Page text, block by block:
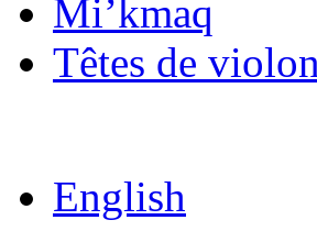
Mi’kmaq
Têtes de violon
English